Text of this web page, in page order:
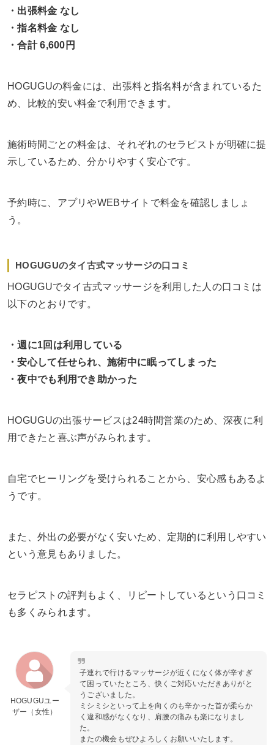
・出張料金 なし
・指名料金 なし
・合計 6,600円
HOGUGUの料金には、出張料と指名料が含まれているた
め、比較的安い料金で利用できます。
施術時間ごとの料金は、それぞれのセラピストが明確に提
示しているため、分かりやすく安心です。
予約時に、アプリやWEBサイトで料金を確認しましょ
う。
HOGUGUのタイ古式マッサージの口コミ
HOGUGUでタイ古式マッサージを利用した人の口コミは
以下のとおりです。
・週に1回は利用している
・安心して任せられ、施術中に眠ってしまった
・夜中でも利用でき助かった
HOGUGUの出張サービスは24時間営業のため、深夜に利
用できたと喜ぶ声がみられます。
自宅でヒーリングを受けられることから、安心感もあるよ
うです。
また、外出の必要がなく安いため、定期的に利用しやすい
という意見もありました。
セラピストの評判もよく、リピートしているという口コミ
も多くみられます。
HOGUGUユー
ザー（女性）
子連れで行けるマッサージが近くになく体が辛すぎ
て困っていたところ、快くご対応いただきありがと
うございました。
ミシミシといって上を向くのも辛かった首が柔らか
く違和感がなくなり、肩腰の痛みも楽になりまし
た。
またの機会もぜひよろしくお願いいたします。